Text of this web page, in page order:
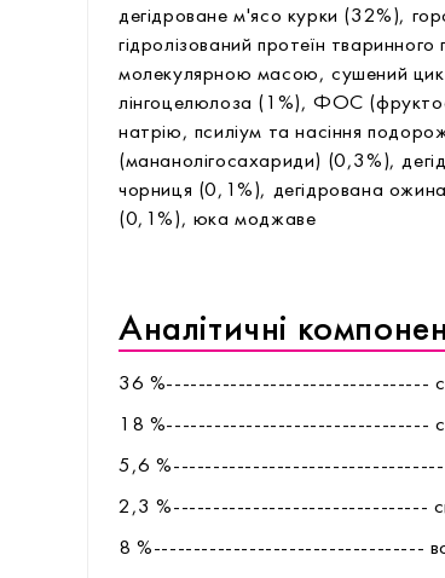
дегідроване м'ясо курки (32%),
гідролізований протеїн
молекулярною масою, сушений
лінгоцелюлоза (1%), ФОС
натрію, псиліум та насіння
(мананолігосахариди) (0,3%),
чорниця (0,1%), дегідрована
(0,1%), юка моджаве
Аналітичні
36 %---------------------------------
18 %---------------------------------
5,6 %----------------------------------
2,3 %--------------------------------
8 %----------------------------------